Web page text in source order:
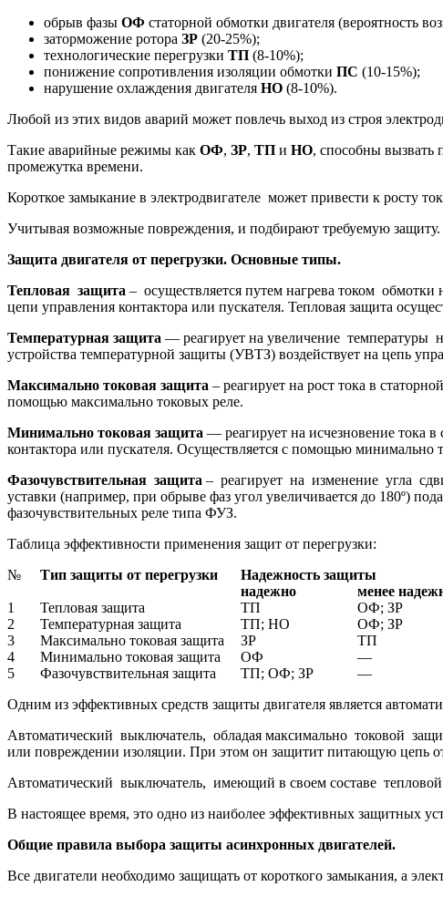
обрыв фазы ОФ статорной обмотки двигателя (вероятность
заторможение ротора ЗР (20-25%);
технологические перегрузки ТП (8-10%);
понижение сопротивления изоляции обмотки ПС (10-15%);
нарушение охлаждения двигателя НО (8-10%).
Любой из этих видов аварий может повлечь выход из строя
Такие аварийные режимы как ОФ, ЗР, ТП и НО, способны вызвать
промежутка времени.
Короткое замыкание в электродвигателе может привести к росту
Учитывая возможные повреждения, и подбирают требуемую защиту.
Защита двигателя от перегрузки. Основные типы.
Тепловая защита – осуществляется путем нагрева током обмотки
цепи управления контактора или пускателя. Тепловая защита
Температурная защита — реагирует на увеличение температуры
устройства температурной защиты (УВТЗ) воздействует на цепь
Максимально токовая защита – реагирует на рост тока в
помощью максимально токовых реле.
Минимально токовая защита — реагирует на исчезновение тока
контактора или пускателя. Осуществляется с помощью минимально
Фазочувствительная защита – реагирует на изменение угла
уставки (например, при обрыве фаз угол увеличивается до 180º)
фазочувствительных реле типа ФУЗ.
Таблица эффективности применения защит от перегрузки:
№
Тип защиты от перегрузки
Надежность защиты
надежно
менее
1
Тепловая защита ТП ОФ; ЗР
2
Температурная защита ТП; НО ОФ; ЗР
3
Максимально токовая защита ЗР ТП
4
Минимально токовая защита ОФ —
5
Фазочувствительная защита ТП; ОФ; ЗР —
Одним из эффективных средств защиты двигателя является
Автоматический выключатель, обладая максимально токовой
или повреждении изоляции. При этом он защитит питающую цепь от
Автоматический выключатель, имеющий в своем составе тепловой
В настоящее время, это одно из наиболее эффективных защитных
Общие правила выбора защиты асинхронных двигателей.
Все двигатели необходимо защищать от короткого замыкания, а